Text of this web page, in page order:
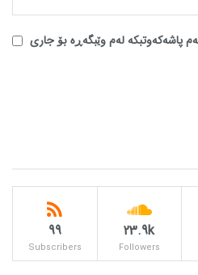
پاشەکەوتبکە لەم وێبگەڕە بۆ جاری
23.9k
Followers
99
Subscribers